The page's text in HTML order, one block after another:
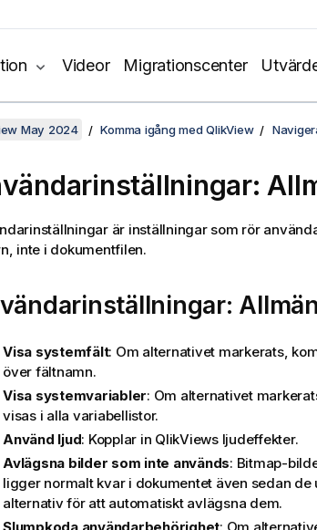
Videor Migrationscenter
May 2024 Komma igång med QlikView
är inställningar som rör
inte i dokumentfilen.
Visa systemfält: Om alternativet markerats,
över fältnamn.
Visa systemvariabler: Om alternativet
visas i alla variabellistor.
Använd ljud: Kopplar in QlikViews ljudeffekter.
Avlägsna bilder som inte används: Bitmap-
ligger normalt kvar i dokumentet även sedan
alternativ för att automatiskt avlägsna dem.
Slumpkoda användarbehörighet: Om